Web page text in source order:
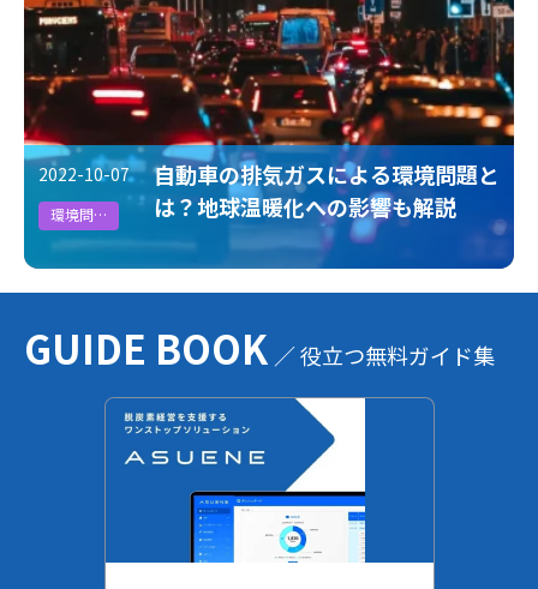
2022-10-07
環境問題
自動車の排気ガスによる環境問題と
は？地球温暖化への影響も解説
GUIDE BOOK ／ 役立つ無料ガイド集